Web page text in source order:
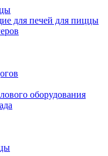
для печей для пиццы
оборудования